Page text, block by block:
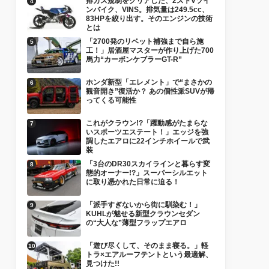
ンバイク、VINS。排気量は249.5cc、
83HPを絞り出す。そのエンジンの技術
とは
「2700発のリベット補強まで自ら施
工！」居酒屋マスターが作り上げた700
馬力“カーボンケブラーGT-R”
ホンダ新型「エレメント」で“まさかの
観音開き”復活か？ あの個性派SUVが帰
ってくる可能性
これがクラウン!?「躍動感がたまらな
いスポーツエステート！」エッジを強
調したエアロに22インチホイールで武
装
「3台のDR30スカイラインと暮らす変
態的オーナー!?」スーパーシルエット
に取り憑かれた日常に迫る！
「派手すぎないから街に馴染む！」
KUHLが魅せる新型クラウンセダン
の“大人な”薄型フラップエアロ
「遊び尽くして、そのまま寝る。」軽
トラ×エアルーフテントという最適解、
見つけた!!